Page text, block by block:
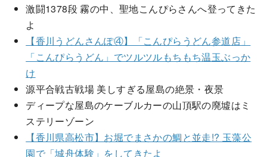
激闘1378段 霧の中、聖地こんぴらさんへ登ってきた
よ
【香川うどんさんぽ④】「こんぴらうどん参道店」
「こんぴらうどん」でツルツルもちもち温玉ぶっか
け
源平合戦古戦場 美しすぎる屋島の絶景・夜景
ディープな屋島のケーブルカーの山頂駅の廃墟はミ
ステリーゾーン
【香川県高松市】お堀でまさかの鯛と並走!? 玉藻公
園で「城舟体験」をしてきたよ